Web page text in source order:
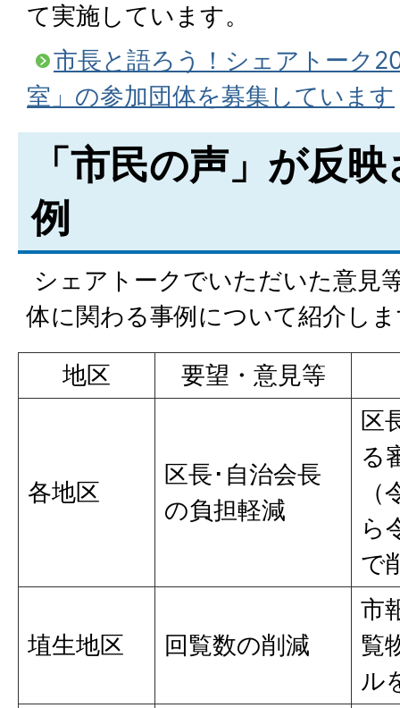
て実施しています。
市長と語ろう！シェアトーク
室」の参加団体を募集しています
「市民の声」が反
例
シェアトークでいただいた意見
体に関わる事例について紹介し
地区
要望・意見等
各地区
区長･自治会長
の負担軽減
区
る
ら
で
埴生地区 回覧数の削減
市
覧
ル